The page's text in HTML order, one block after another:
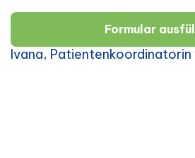
Formular
Ivana, Patientenkoordinatorin